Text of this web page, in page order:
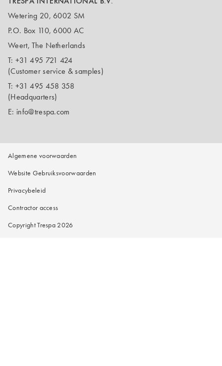
Wetering 20, 6002 SM
P.O. Box 110, 6000 AC
Weert, The Netherlands
T: +31 495 721 424
(Customer service & samples)
T: +31 495 458 358
(Headquarters)
E: info@trespa.com
Algemene voorwaarden
Website Gebruiksvoorwaarden
Privacybeleid
Contractor access
Copyright Trespa 2026